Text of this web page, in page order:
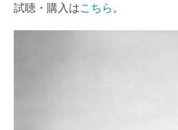
試聴・購入はこちら 。